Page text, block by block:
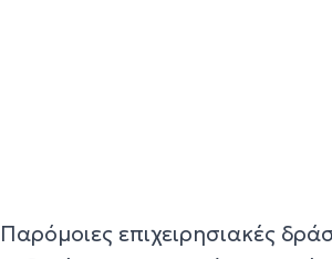
Παρόμοιες επιχειρησιακές